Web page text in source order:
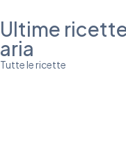
Ultime
aria
Tutte le ricette